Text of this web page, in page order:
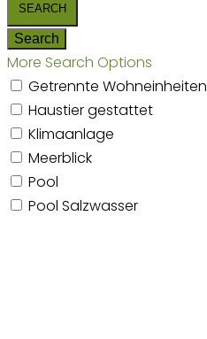
More Search Options
Getrennte Wohneinheiten
Haustier gestattet
Klimaanlage
Meerblick
Pool
Pool Salzwasser